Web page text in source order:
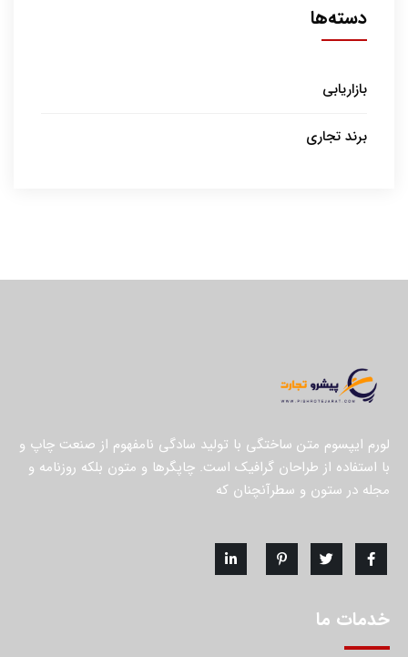
دسته‌ها
بازاریابی
برند تجاری
لورم ایپسوم متن ساختگی با تولید سادگی نامفهوم از صنعت چاپ و
با استفاده از طراحان گرافیک است. چاپگرها و متون بلکه روزنامه و
مجله در ستون و سطرآنچنان که
خدمات ما